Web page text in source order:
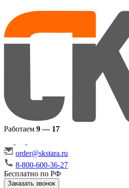
Работаем 9 — 17
order@skstara.ru
8-800-600-36-27
Бесплатно по РФ
Заказать звонок